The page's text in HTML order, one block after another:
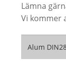
Lämna
Vi kommer